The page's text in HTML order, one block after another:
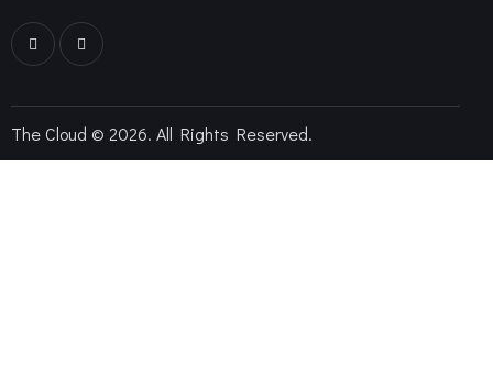
The Cloud © 2026. All Rights Reserved.